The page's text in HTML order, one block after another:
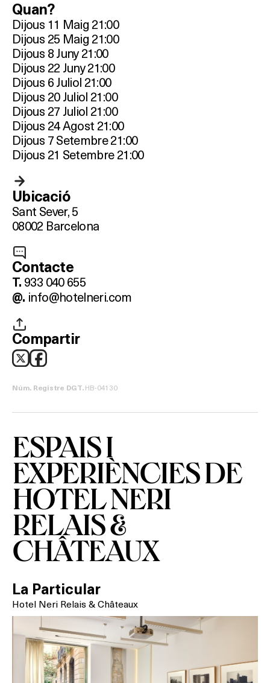
Què vols fer?
Quan?
Dijous 11 Maig 21:00
Dijous 25 Maig 21:00
Dijous 8 Juny 21:00
Dijous 22 Juny 21:00
Dijous 6 Juliol 21:00
Dijous 20 Juliol 21:00
Dijous 27 Juliol 21:00
Dijous 24 Agost 21:00
Dijous 7 Setembre 21:00
Dijous 21 Setembre 21:00
Ubicació
Sant Sever, 5
08002 Barcelona
Contacte
T. 933 040 655
@. info@hotelneri.com
Compartir
Núm. Registre DGT.HB-04130
ESPAIS I
EXPERIÈNCIES DE
HOTEL NERI
RELAIS &
CHÂTEAUX
La Particular
Hotel Neri Relais & Châteaux